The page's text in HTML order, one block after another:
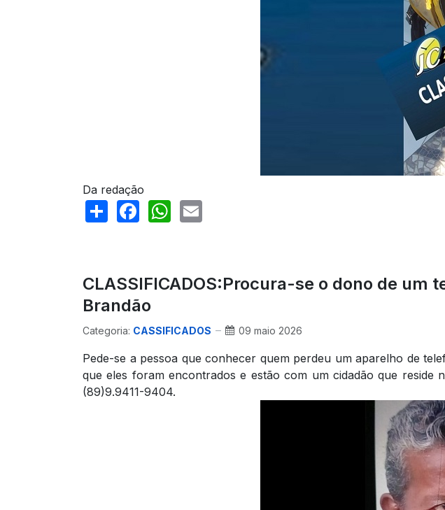
Da redação
ShareFacebook
WhatsApp
CLASSIFICADOS:Procura-se o dono de
Brandão
Categoria: CASSIFICADOS 09 maio 2026
Pede-se a pessoa que conhecer quem perdeu um aparelho de
que eles foram encontrados e estão com um cidadão que
(89)9.9411-9404.